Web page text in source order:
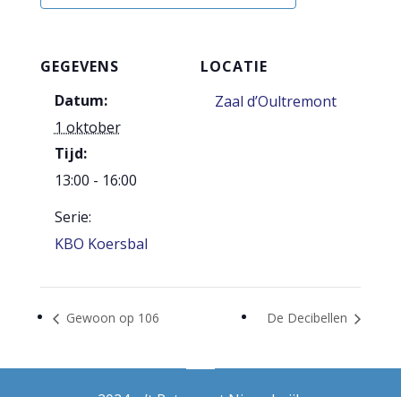
GEGEVENS
Datum:
1 oktober
Tijd:
13:00 - 16:00
Serie:
KBO Koersbal
LOCATIE
Zaal d’Oultremont
Gewoon op 106 De Decibellen